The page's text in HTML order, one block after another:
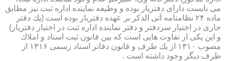
می بایست دارای دفتریار بوده و وظیفه نماینده اداره ثبت نیز مطابق
ماده ۲۴ نظامنامه آتی الذكر بر عهده دفتریار بوده است (یك دفتر
جاری در اختیار سردفتر و دفتر نماینده اداره ثبت در اختیار دفتریار)
و این یكی از تفاوت هایی است كه بین قانون ثبت اسناد و املاك
مصوب ۱۳۱۰ از یك طرف و قانون دفاتر اسناد رسمی ۱۳۱۶ از
طرف دیگر وجود داشته است .